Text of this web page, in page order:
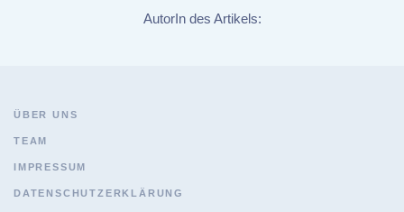
AutorIn des Artikels:
ÜBER UNS
TEAM
IMPRESSUM
DATENSCHUTZERKLÄRUNG